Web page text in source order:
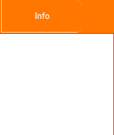
Info